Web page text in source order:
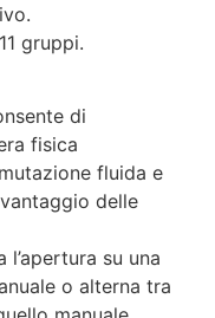
gruppi.
di
fisica
fluida e
delle
su una
o alterna tra